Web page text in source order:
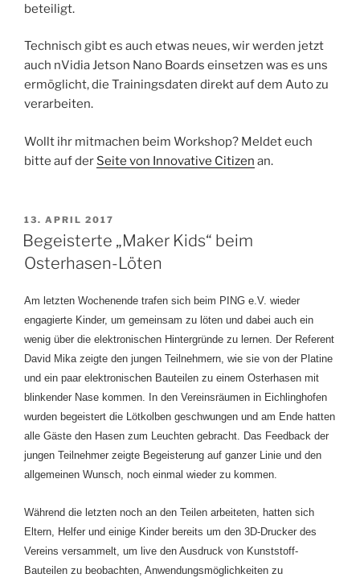
beteiligt.
Technisch gibt es auch etwas neues, wir werden jetzt
auch nVidia Jetson Nano Boards einsetzen was es uns
ermöglicht, die Trainingsdaten direkt auf dem Auto zu
verarbeiten.
Wollt ihr mitmachen beim Workshop? Meldet euch
bitte auf der Seite von Innovative Citizen an.
VERÖFFENTLICHT
AM
13. APRIL 2017
Begeisterte „Maker Kids“ beim
Osterhasen-Löten
Am letzten Wochenende trafen sich beim PING e.V. wieder
engagierte Kinder, um gemeinsam zu löten und dabei auch ein
wenig über die elektronischen Hintergründe zu lernen. Der Referent
David Mika zeigte den jungen Teilnehmern, wie sie von der Platine
und ein paar elektronischen Bauteilen zu einem Osterhasen mit
blinkender Nase kommen. In den Vereinsräumen in Eichlinghofen
wurden begeistert die Lötkolben geschwungen und am Ende hatten
alle Gäste den Hasen zum Leuchten gebracht. Das Feedback der
jungen Teilnehmer zeigte Begeisterung auf ganzer Linie und den
allgemeinen Wunsch, noch einmal wieder zu kommen.
Während die letzten noch an den Teilen arbeiteten, hatten sich
Eltern, Helfer und einige Kinder bereits um den 3D-Drucker des
Vereins versammelt, um live den Ausdruck von Kunststoff-
Bauteilen zu beobachten, Anwendungsmöglichkeiten zu